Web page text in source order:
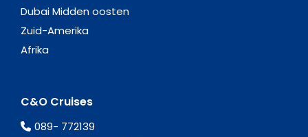
Dubai Midden oosten
Zuid-Amerika
Afrika
C&O Cruises
089- 772139